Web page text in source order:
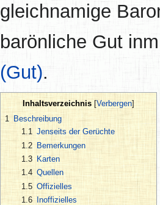
gleichnamige
barönliche Gut
(Gut).
Inhaltsverzeichnis
1 Beschreibung
1.1 Jenseits der Gerüchte
1.2 Bemerkungen
1.3
Karten
1.4 Quellen
1.5 Offizielles
1.6
Inoffizielles